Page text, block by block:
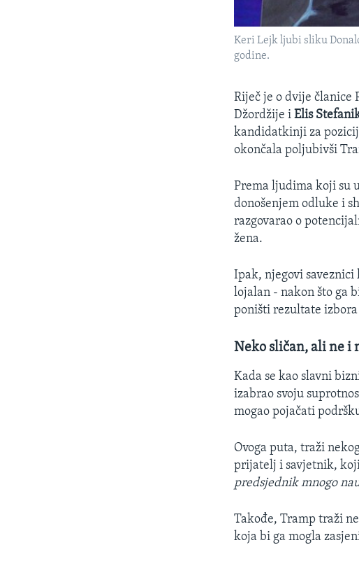
Keri Lejk ljubi sliku
godine.
Riječ je o dvije članice
Džordžije iElis
kandidatkinji za
okončala poljubivši
Prema ljudima koji su
donošenjem odluke i
razgovarao o
žena.
Ipak, njegovi
lojalan - nakon što ga
poništi rezultate
Neko sličan, ali ne i
Kada se kao slavni
izabrao svoju
mogao pojačati
Ovoga puta, traži
prijatelj i savjetnik,
predsjednik mnogo
Takođe, Tramp traži
koja bi ga mogla